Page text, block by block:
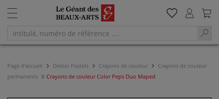
Page d'accueil Dessin Pastels Crayons de couleur
Crayons de couleur
permanents
Crayons de couleur Color Peps Duo Maped